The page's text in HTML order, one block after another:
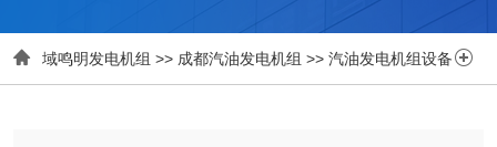
 域鸣明发电机组 >> 成都汽油发电机组 >> 汽油发电机组设备